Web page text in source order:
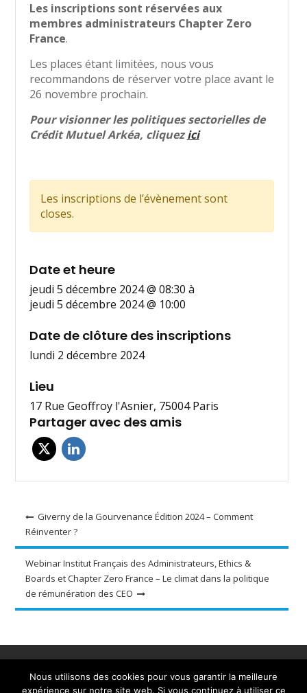
Les inscriptions sont réservées aux
membres administrateurs Chapter Zero
France.
Les places étant limitées, nous vous
recommandons de réserver votre place avant le
26 novembre prochain.
Pour visionner les politiques sectorielles de
Crédit Mutuel Arkéa, cliquezici
Les inscriptions de l’évènement sont
closes.
Date et heure
jeudi 5 décembre 2024 @ 08:30 à
jeudi 5 décembre 2024 @ 10:00
Date de clôture des inscriptions
lundi 2 décembre 2024
Lieu
17 Rue Geoffroy l'Asnier, 75004 Paris
Partager avec des amis
Navigation
de
l’article
Giverny de la Gourvenance Édition 2024 – Comment
Réinventer ?
Webinar Institut Français des Administrateurs, Ethics &
Boards et Chapter Zero France – Le climat dans la politique
de rémunération des CEO
Evènements
Actualités Adhérez Contact
Nous utilisons des cookies pour vous garantir la meilleure
expérience sur notre site web. Si vous continuez à utiliser ce